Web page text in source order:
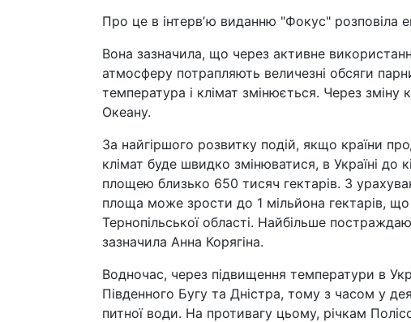
Про це в інтервʼю виданню "Фокус" розповіла
Вона зазначила, що через активне
атмосферу потрапляють величезні обсяги
температура і клімат змінюється. Через зміну
Океану.
За найгіршого розвитку подій, якщо країни
клімат буде швидко змінюватися, в Україні до
площею близько 650 тисяч гектарів. З
площа може зрости до 1 мільйона гектарів, що
Тернопільської області. Найбільше
зазначила Анна Корягіна.
Водночас, через підвищення температури в
Південного Бугу та Дністра, тому з часом у
питної води. На противагу цьому, річкам